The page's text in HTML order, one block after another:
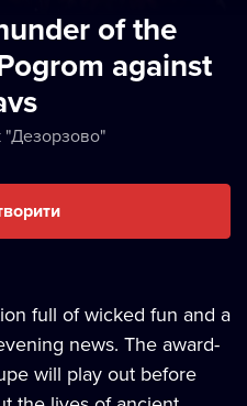
of the
against
"Дезорзово"
full of wicked fun and a
news. The award-
will play out before